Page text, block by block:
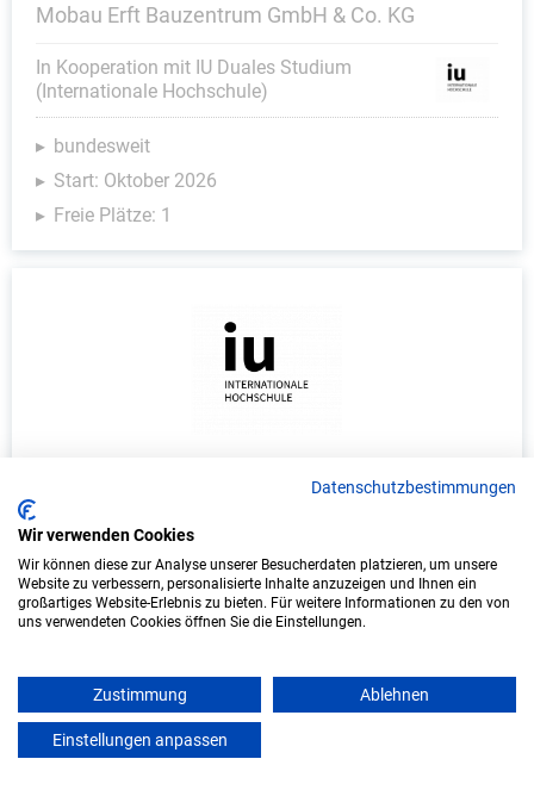
Mobau Erft Bauzentrum GmbH & Co. KG
In Kooperation mit IU Duales Studium
(Internationale Hochschule)
bundesweit
Start: Oktober 2026
Freie Plätze: 1
Duales Studium Mediendesign (B.A.) am
In Kooperation mit IU Duales Studium (Internationale
Hochschule)
bundesweit
Start: Oktober 2026
Freie Plätze: 1
Datenschutzbestimmungen
Wir verwenden Cookies
Wir können diese zur Analyse unserer Besucherdaten platzieren, um unsere
Website zu verbessern, personalisierte Inhalte anzuzeigen und Ihnen ein
großartiges Website-Erlebnis zu bieten. Für weitere Informationen zu den von
uns verwendeten Cookies öffnen Sie die Einstellungen.
Zustimmung Ablehnen
Einstellungen anpassen